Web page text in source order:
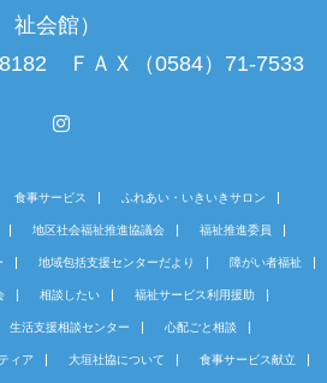
祉会館）
ＦＡＸ（0584）71-7533
食事サービス ふれあい・いきいきサロン
地区社会福祉推進協議会 福祉推進委員
地域包括支援センターだより 障がい者福祉
相談したい 福祉サービス利用援助
生活支援相談センター 心配ごと相談
ィア 大垣社協について 食事サービス献立